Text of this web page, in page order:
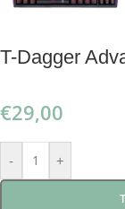
T-Dagger
€29,00
- +